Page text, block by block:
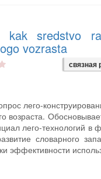
kak sredstvo
vozrasta
связная
лего-
возраста.
лего-технологий
словарного
эффективности